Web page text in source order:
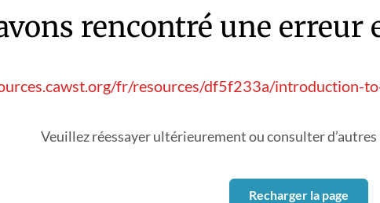
rencontré une erreur
fr/resources/df5f233a/introduction-
Veuillez réessayer ultérieurement ou consulter
Recharger la page